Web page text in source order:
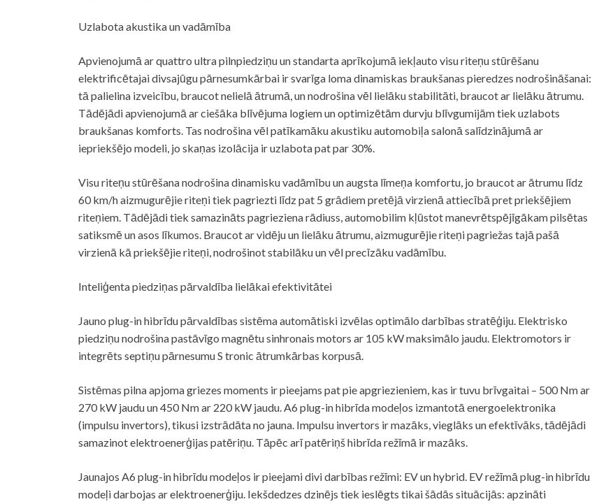
Uzlabota akustika un vadāmība
Apvienojumā ar quattro ultra pilnpiedziņu un standarta aprīkojumā iekļauto visu riteņu stūrēšanu
elektrificētajai divsajūgu pārnesumkārbai ir svarīga loma dinamiskas braukšanas pieredzes nodrošināšanai:
tā palielina izveicību, braucot nelielā ātrumā, un nodrošina vēl lielāku stabilitāti, braucot ar lielāku ātrumu.
Tādējādi apvienojumā ar ciešāka blīvējuma logiem un optimizētām durvju blīvgumijām tiek uzlabots
braukšanas komforts. Tas nodrošina vēl patīkamāku akustiku automobiļa salonā salīdzinājumā ar
iepriekšējo modeli, jo skaņas izolācija ir uzlabota pat par 30%.
Visu riteņu stūrēšana nodrošina dinamisku vadāmību un augsta līmeņa komfortu, jo braucot ar ātrumu līdz
60 km/h aizmugurējie riteņi tiek pagriezti līdz pat 5 grādiem pretējā virzienā attiecībā pret priekšējiem
riteņiem. Tādējādi tiek samazināts pagrieziena rādiuss, automobilim kļūstot manevrētspējīgākam pilsētas
satiksmē un asos līkumos. Braucot ar vidēju un lielāku ātrumu, aizmugurējie riteņi pagriežas tajā pašā
virzienā kā priekšējie riteņi, nodrošinot stabilāku un vēl precīzāku vadāmību.
Inteliģenta piedziņas pārvaldība lielākai efektivitātei
Jauno plug-in hibrīdu pārvaldības sistēma automātiski izvēlas optimālo darbības stratēģiju. Elektrisko
piedziņu nodrošina pastāvīgo magnētu sinhronais motors ar 105 kW maksimālo jaudu. Elektromotors ir
integrēts septiņu pārnesumu S tronic ātrumkārbas korpusā.
Sistēmas pilna apjoma griezes moments ir pieejams pat pie apgriezieniem, kas ir tuvu brīvgaitai – 500 Nm ar
270 kW jaudu un 450 Nm ar 220 kW jaudu. A6 plug-in hibrīda modeļos izmantotā energoelektronika
(impulsu invertors), tikusi izstrādāta no jauna. Impulsu invertors ir mazāks, vieglāks un efektīvāks, tādējādi
samazinot elektroenerģijas patēriņu. Tāpēc arī patēriņš hibrīda režīmā ir mazāks.
Jaunajos A6 plug-in hibrīdu modeļos ir pieejami divi darbības režīmi: EV un hybrid. EV režīmā plug-in hibrīdu
modeļi darbojas ar elektroenerģiju. Iekšdedzes dzinējs tiek ieslēgts tikai šādās situācijās: apzināti